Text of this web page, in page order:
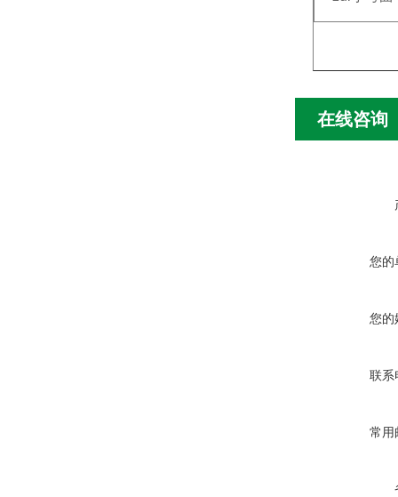
在线咨询
您的
您的
联系
常用